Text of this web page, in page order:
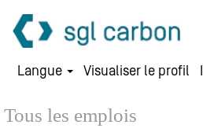
Langue Visualiser le profil
Tous les emplois